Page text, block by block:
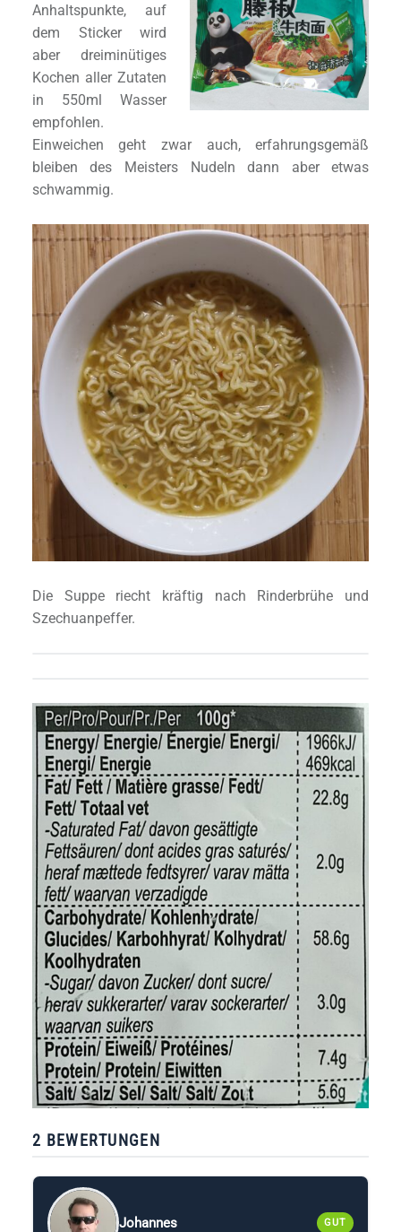
Anhaltspunkte, auf
dem Sticker wird
aber dreiminütiges
Kochen aller Zutaten
in 550ml Wasser
empfohlen.
Einweichen geht zwar auch, erfahrungsgemäß
bleiben des Meisters Nudeln dann aber etwas
schwammig.
Die Suppe riecht kräftig nach Rinderbrühe und
Szechuanpeffer.
2 BEWERTUNGEN
Johannes GUT